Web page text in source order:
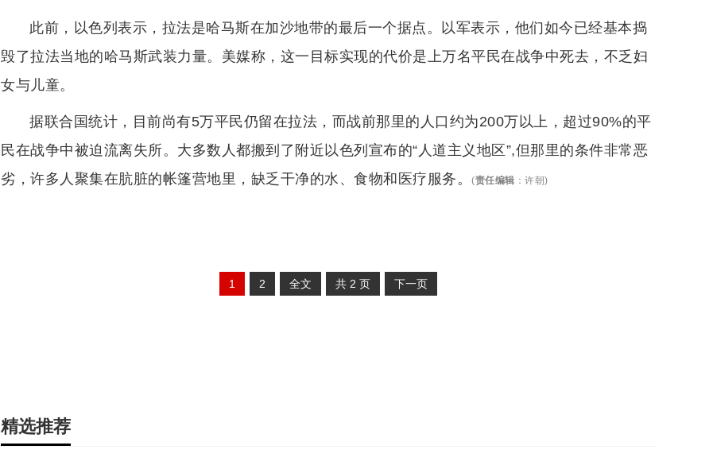
此前，以色列表示，拉法是哈马斯在加沙地带的最后一个据点。以军表示，他们如今已经基本捣
毁了拉法当地的哈马斯武装力量。美媒称，这一目标实现的代价是上万名平民在战争中死去，不乏妇
女与儿童。
据联合国统计，目前尚有5万平民仍留在拉法，而战前那里的人口约为200万以上，超过90%的平
民在战争中被迫流离失所。大多数人都搬到了附近以色列宣布的“人道主义地区”,但那里的条件非常恶
劣，许多人聚集在肮脏的帐篷营地里，缺乏干净的水、食物和医疗服务。
(责任编辑 ： 许朝)
1 2 全文 共 2 页 下一页
精选推荐